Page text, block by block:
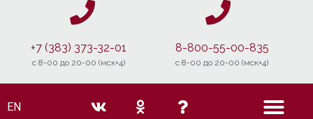
+7 (383) 373-32-01
c 8-00 до 20-00 (мск+4)
8-800-55-00-835
c 8-00 до 20-00 (мск+4)
EN